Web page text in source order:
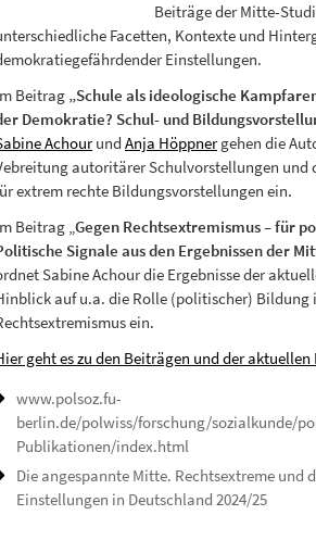
Beiträge der Mitte-
Facetten, Kontexte und
Einstellungen.
Beitrag „Schule als ideologische
Demokratie? Schul- und
AchourundAnja Höppnergehen die
autoritärer Schulvorstellungen und
extrem rechte Bildungsvorstellungen ein.
Beitrag „Gegen Rechtsextremismus – für
Signale aus den Ergebnissen der
Sabine Achour die Ergebnisse der
auf u.a. die Rolle (politischer) Bildung
ein.
geht es zu den Beiträgen und der aktuellen
www.polsoz.fu-
berlin.de/polwiss/forschung/sozialkunde/
Publikationen/index.html
Die angespannte Mitte. Rechtsextreme und
Einstellungen in Deutschland 2024/25